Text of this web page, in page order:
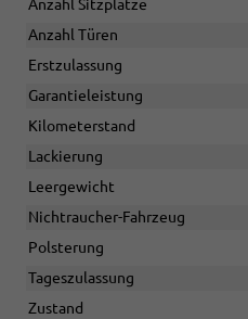
Anzahl Sitzplätze
Anzahl Türen
Erstzulassung
Garantieleistung
Kilometerstand
Lackierung
Leergewicht
Nichtraucher-Fahrzeug
Polsterung
Tageszulassung
Zustand